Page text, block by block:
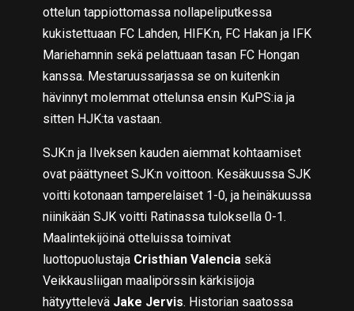
ottelun tappiottomassa nollapeliputkessa
kukistettuaan FC Lahden, HIFK:n, FC Hakan ja IFK
Mariehamnin sekä pelattuaan tasan FC Hongan
kanssa. Mestaruussarjassa se on kuitenkin
hävinnyt molemmat ottelunsa ensin KuPS:ia ja
sitten HJK:ta vastaan.
SJK:n ja Ilveksen kauden aiemmat kohtaamiset
ovat päättyneet SJK:n voittoon. Kesäkuussa SJK
voitti kotonaan tamperelaiset 1-0, ja heinäkuussa
niinikään SJK voitti Ratinassa tuloksella 0-1.
Maalintekijöinä otteluissa toimivat
luottopuolustaja Cristhian Valenciasekä
Veikkausliigan maalipörssin kärkisijoja
hätyyttelevä Jake Jervis. Historian saatossa